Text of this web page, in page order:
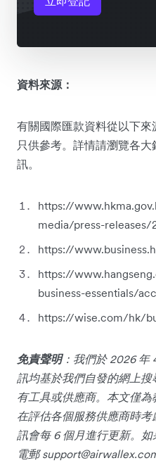
資料來源：
有關國際匯款資料從以下
只供參考。詳情請瀏覽各
訊。
https://
media/press-
https://
https://
business-essentials/
https://wise.com/hk/
免責聲明：我們於 2026 年
訊均基於我們自發的網上
有工具或供應商。本文僅為
在評估各個服務供應商時
訊會每 6 個月進行更新。
電郵